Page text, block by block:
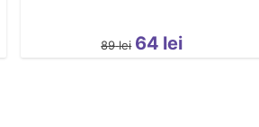
89 lei 64 lei